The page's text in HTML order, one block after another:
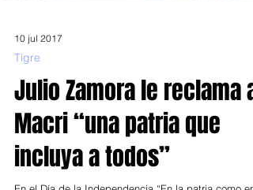
Tigre
Julio Zamora le reclama a
Macri “una patria que